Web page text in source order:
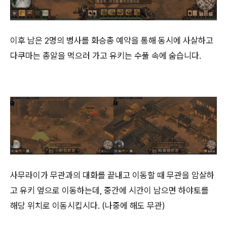
이후 남은 2명의 병사를 화승총 예약을 통해 동시에 사살하고
다쿠마는 총알을 먹으러 가고 유키는 수풀 속에 숨습니다.
사무라이가 무관과의 대화를 끝내고 이동할 때 무관을 암살하
고 유키 옆으로 이동하는데, 중간에 시간이 남으면 하야토를
해당 위치로 이동시킵시다. (나중에 해도 무관)